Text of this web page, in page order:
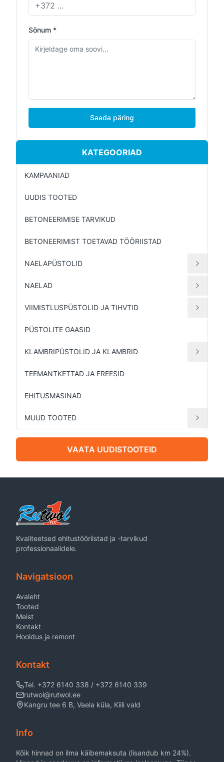
Sõnum *
Saada päring
KATEGOORIAD
KAMPAANIAD
UUDIS TOOTED
BETONEERIMISE TARVIKUD
BETONEERIMIST TOETAVAD TÖÖRIISTAD
NAELAPÜSTOLID
NAELAD
VIIMISTLUSPÜSTOLID JA TIHVTID
PÜSTOLITE GAASID
KLAMBRIPÜSTOLID JA KLAMBRID
TEEMANTKETTAD JA FREESID
EHITUSMASINAD
MUUD TOOTED
VAATA UUDISTOOTEID
Kvaliteetsed ehitustööriistad ja -tarvikud
professionaalidele.
Navigatsioon
Avaleht
Tooted
Meist
Kontakt
Hooldus ja remont
Kontakt
Tel. +372 6140 338 / +372 6140 339
rutwol@rutwol.ee
Kangru tee 6 B, Vaela küla, Kiili vald
Info
Kõik hinnad on ilma käibemaksuta (lisandub km 24%).